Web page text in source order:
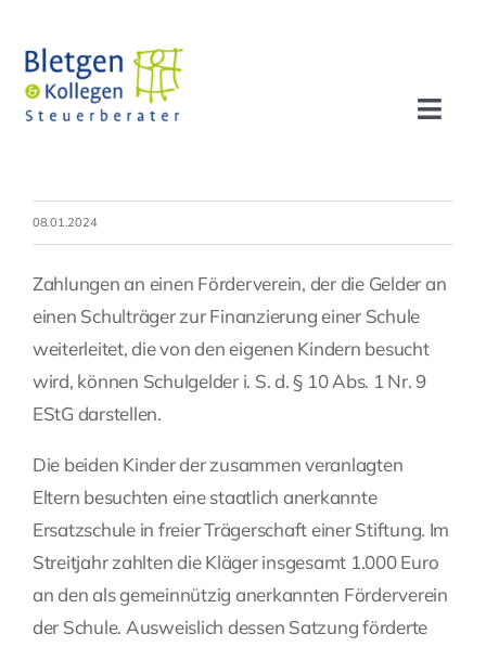
Inhalt
springen
Profil
Leistungen
Team
Stellenangebote
Fragen Sie Ihre Kanzlei
Kontakt
08.01.2024
Zahlungen an einen Förderverein, der die Gelder an
einen Schulträger zur Finanzierung einer Schule
weiterleitet, die von den eigenen Kindern besucht
wird, können Schulgelder i. S. d. § 10 Abs. 1 Nr. 9
EStG darstellen.
Die beiden Kinder der zusammen veranlagten
Eltern besuchten eine staatlich anerkannte
Ersatzschule in freier Trägerschaft einer Stiftung. Im
Streitjahr zahlten die Kläger insgesamt 1.000 Euro
an den als gemeinnützig anerkannten Förderverein
der Schule. Ausweislich dessen Satzung förderte